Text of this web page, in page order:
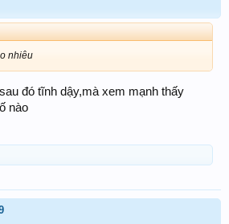
nhiêu
đó tĩnh dậy,mà xem mạnh thấy
nào